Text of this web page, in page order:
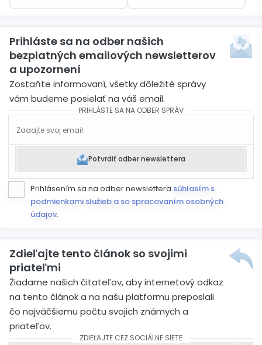
Prihláste sa na odber našich
bezplatných emailových newsletterov
a upozornení
Zostaňte informovaní, všetky dôležité správy
vám budeme posielať na váš email.
PRIHLÁSTE SA NA ODBER SPRÁV
Potvrdiť odber newslettera
Prihlásením sa na odber newslettera súhlasím s
podmienkami služieb a so spracovaním osobných
údajov.
Zdieľajte tento článok so svojimi
priateľmi
Žiadame našich čitateľov, aby internetový odkaz
na tento článok a na našu platformu preposlali
čo najväčšiemu počtu svojich známych a
priateľov.
ZDIEĽAJTE CEZ SOCIÁLNE SIETE